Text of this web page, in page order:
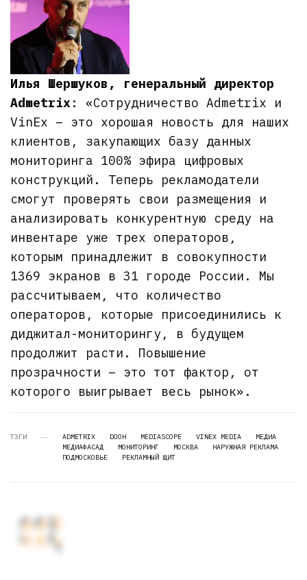
Илья Шершуков, генеральный директор
Admetrix: «Сотрудничество Admetrix и
VinEx – это хорошая новость для наших
клиентов, закупающих базу данных
мониторинга 100% эфира цифровых
конструкций. Теперь рекламодатели
смогут проверять свои размещения и
анализировать конкурентную среду на
инвентаре уже трех операторов,
которым принадлежит в совокупности
1369 экранов в 31 городе России. Мы
рассчитываем, что количество
операторов, которые присоединились к
диджитал-мониторингу, в будущем
продолжит расти. Повышение
прозрачности – это тот фактор, от
которого выигрывает весь рынок».
ТЭГИ ADMETRIX DOOH MEDIASCOPE VINEX MEDIA
МЕДИА
МЕДИАФАСАД
МОНИТОРИНГ МОСКВА
НАРУЖНАЯ РЕКЛАМА
ПОДМОСКОВЬЕ
РЕКЛАМНЫЙ ЩИТ